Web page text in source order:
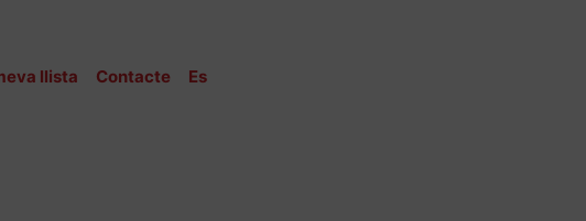
llista Contacte Es